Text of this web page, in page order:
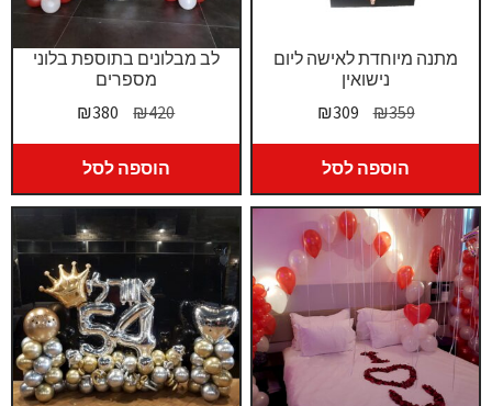
לב מבלונים בתוספת בלוני
מספרים
₪420
המחיר
המקורי
היה:
₪420.
₪380
המחיר
הנוכחי
₪380.
הוספה לסל
מתנה מיוחדת לאישה ליום
נישואין
₪359
המחיר
המקורי
היה:
₪359.
₪309
הנוכחי
₪309.
הוספה לסל